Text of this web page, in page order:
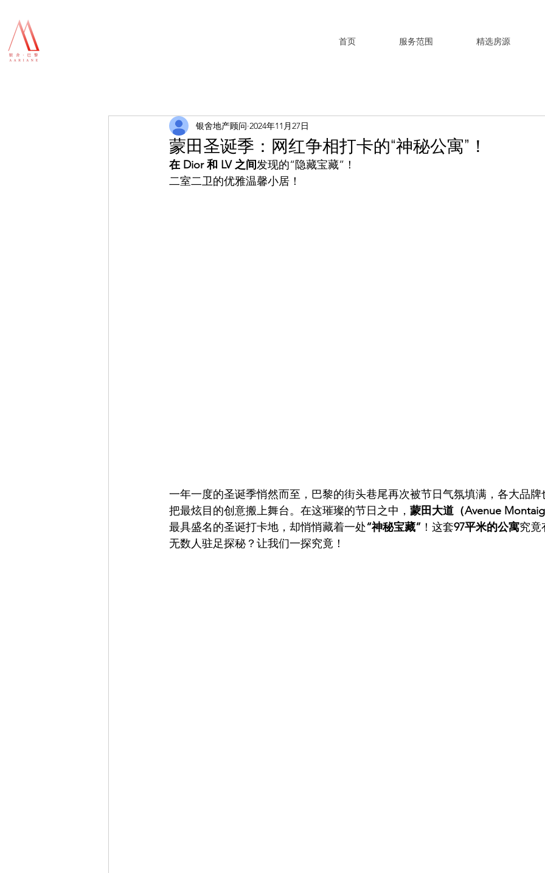
首页 服务范围 精选房源
蒙田圣诞季：网红争相打卡的“神秘公寓”！
银舍地产顾问 2024年11月27日
在 Dior 和 LV 之间发现的“隐藏宝藏”！
二室二卫的优雅温馨小居！
一年一度的圣诞季悄然而至，巴黎的街头巷尾再次被节日气氛填满，各大品
把最炫目的创意搬上舞台。在这璀璨的节日之中， 蒙田大道（Avenue
最具盛名的圣诞打卡地，却悄悄藏着一处“神秘宝藏” ！这套97平米的公寓究竟
无数人驻足探秘？让我们一探究竟！